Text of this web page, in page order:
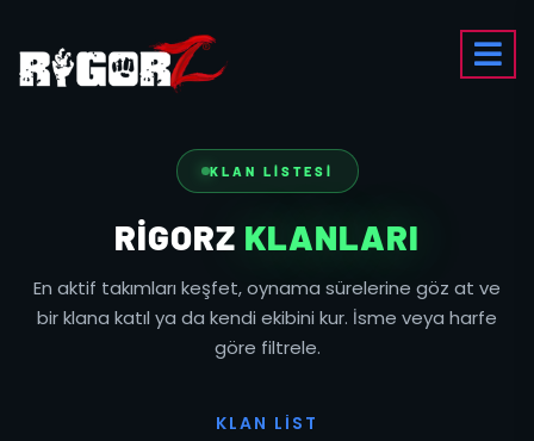
KLAN LISTESI
RIGORZ KLANLARI
En aktif takımları keşfet, oynama sürelerine göz at ve
bir klana katıl ya da kendi ekibini kur. İsme veya harfe
göre filtrele.
KLAN L I S T